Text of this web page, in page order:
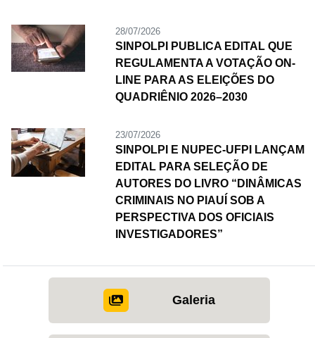
28/07/2026
SINPOLPI PUBLICA EDITAL QUE
REGULAMENTA A VOTAÇÃO ON-
LINE PARA AS ELEIÇÕES DO
QUADRIÊNIO 2026–2030
23/07/2026
SINPOLPI E NUPEC-UFPI LANÇAM
EDITAL PARA SELEÇÃO DE
AUTORES DO LIVRO “DINÂMICAS
CRIMINAIS NO PIAUÍ SOB A
PERSPECTIVA DOS OFICIAIS
INVESTIGADORES”
Galeria